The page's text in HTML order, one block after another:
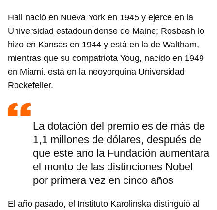
Hall nació en Nueva York en 1945 y ejerce en la
Universidad estadounidense de Maine; Rosbash lo
hizo en Kansas en 1944 y está en la de Waltham,
mientras que su compatriota Youg, nacido en 1949
en Miami, está en la neoyorquina Universidad
Rockefeller.
La dotación del premio es de más de
1,1 millones de dólares, después de
que este año la Fundación aumentara
el monto de las distinciones Nobel
por primera vez en cinco años
El año pasado, el Instituto Karolinska distinguió al